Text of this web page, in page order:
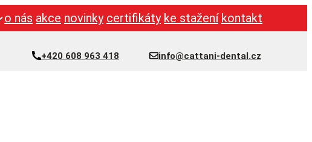
o nás akce novinky certifikáty ke stažení kontakt
info@cattani-dental.cz
+420 608 963 418